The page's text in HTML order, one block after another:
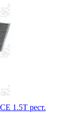
1.5T рест.